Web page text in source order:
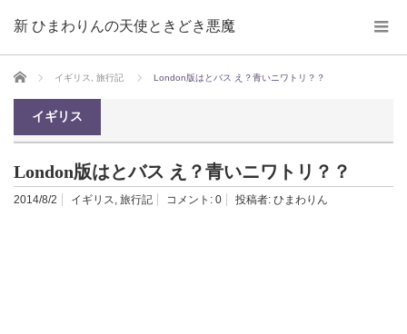
新 ひまわりんの天使ときどき悪魔
ホーム イギリス 旅行記 London版はとバス え？青いニワトリ？？
イギリス
London版はとバス え？青いニワトリ？？
2014/8/2 イギリス, 旅行記 コメント: 0 投稿者: ひまわりん